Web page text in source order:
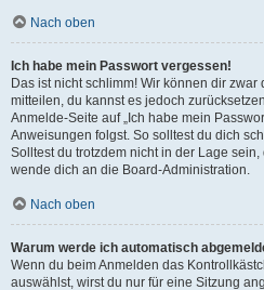
Nach oben
Ich habe mein Passwort vergessen!
Das ist nicht schlimm! Wir können dir
mitteilen, du kannst es jedoch
Anmelde-Seite auf „Ich habe mein
Anweisungen folgst. So solltest du dich
Solltest du trotzdem nicht in der Lage
wende dich an die Board-Administration.
Nach oben
Warum werde ich automatisch
Wenn du beim Anmelden das
auswählst, wirst du nur für eine Sitzung